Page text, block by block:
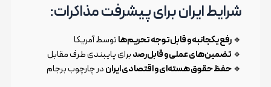
شرایط ایران برای پیشرفت مذاکرات:
🔹رفع یکجانبه و قابل‌توجه تحریم‌هاتوسط آمریکا
🔹 تضمین‌های عملی و قابل‌رصدبرای پایبندی طرف مقابل
🔹حفظ حقوق هسته‌ای و اقتصادی ایراندر چارچوب برجام